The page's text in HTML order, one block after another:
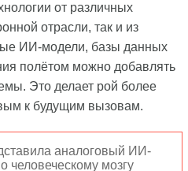
от различных
отрасли, так и из
ИИ-модели, базы данных
полётом можно добавлять
Это делает рой более
к будущим вызовам.
аналоговый ИИ-
человеческому мозгу